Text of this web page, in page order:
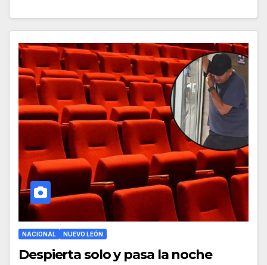
NACIONAL NUEVO LEÓN
Despierta solo y pasa la noche